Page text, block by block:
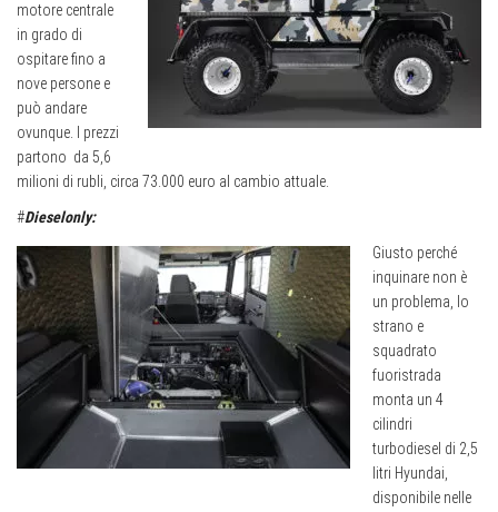
motore centrale
in grado di
ospitare fino a
nove persone e
può andare
ovunque. I prezzi
partono da 5,6
milioni di rubli, circa 73.000 euro al cambio attuale.
#Dieselonly:
Giusto perché
inquinare non è
un problema, lo
strano e
squadrato
fuoristrada
monta un 4
cilindri
turbodiesel di 2,5
litri Hyundai,
disponibile nelle